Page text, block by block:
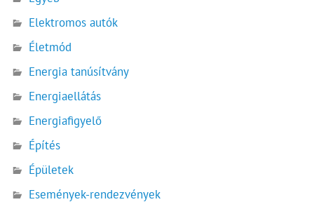
Elektromos autók
Életmód
Energia tanúsítvány
Energiaellátás
Energiafigyelő
Építés
Épületek
Események-rendezvények